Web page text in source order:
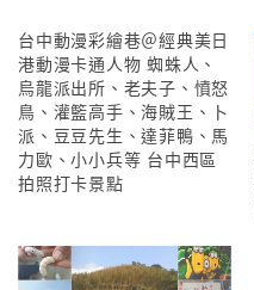
台中動漫彩繪巷＠經典美日
港動漫卡通人物 蜘蛛人、
烏龍派出所、老夫子、憤怒
鳥、灌籃高手、海賊王、卜
派、豆豆先生、達菲鴨、馬
力歐、小小兵等 台中西區
拍照打卡景點